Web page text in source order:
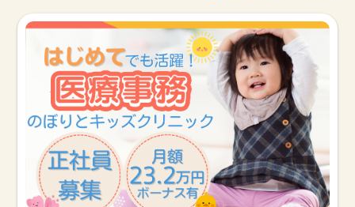
医療事務求人ドットコムとは
サイトの使い方
就職サポート
人材をお探しの医療機関・企業様